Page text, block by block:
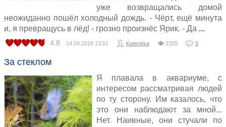
уже возвращались домой
неожиданно пошёл холодный дождь. - Чёрт, ещё минута
и, я превращусь в лёд! - грозно произнёс Ярик. - Да
4.8 14.04.2018 13:01 Kateriska 2329 0
За стеклом
Я плавала в аквариуме, с
интересом рассматривая людей
по ту сторону. Им казалось, что
это они наблюдают за мной...
Нет. Наивные, они стучали по